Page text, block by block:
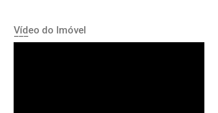
Vídeo do Imóvel